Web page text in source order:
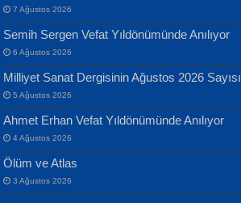
EKREM KARABABA
İsmail Aydos
İnkisar...
7 Ağustos 2026
Semih Sergen Vefat Yıldönümünde Anılıyor
6 Ağustos 2026
Milliyet Sanat Dergisinin Ağustos 2026 Sayısı
5 Ağustos 2026
Ahmet Erhan Vefat Yıldönümünde Anılıyor
4 Ağustos 2026
Ölüm ve Atlas
3 Ağustos 2026